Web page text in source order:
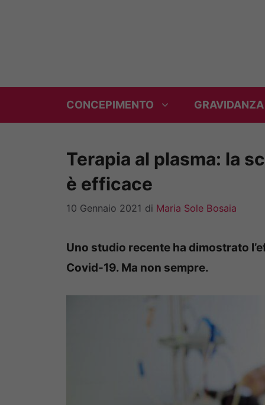
CONCEPIMENTO GRAVIDANZA
Terapia al plasma: la
è efficace
10 Gennaio 2021 di Maria Sole Bosaia
Uno studio recente ha dimostrato
Covid-19. Ma non sempre.